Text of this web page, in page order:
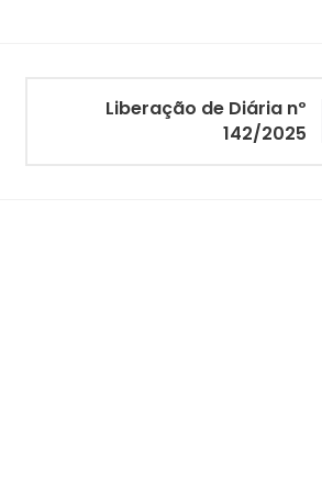
Liberação de Diária nº
142/2025